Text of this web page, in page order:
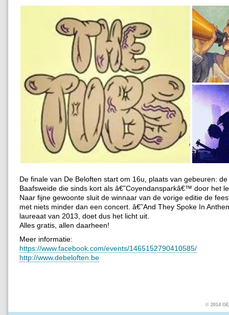
De finale van De Beloften start om 16u, plaats van gebeuren: de
Baafsweide die sinds kort als â€˜Coyendansparkâ€™ door het
Naar fijne gewoonte sluit de winnaar van de vorige editie de
met niets minder dan een concert. â€˜And They Spoke In
laureaat van 2013, doet dus het licht uit.
Alles gratis, allen daarheen!
Meer informatie:
https://www.facebook.com/events/1465152790410585/
http://www.debeloften.be
© 2014